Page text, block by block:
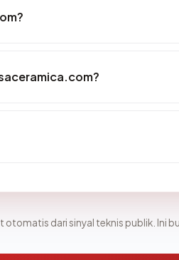
otomatis dari sinyal teknis publik. Ini